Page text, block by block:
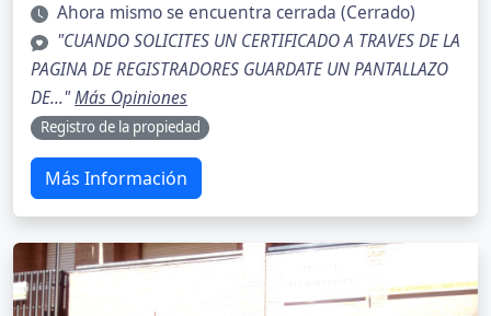
Ahora mismo se encuentra cerrada (Cerrado)
"CUANDO SOLICITES UN CERTIFICADO A TRAVES DE LA
PAGINA DE REGISTRADORES GUARDATE UN PANTALLAZO
DE..."Más Opiniones
Registro de la propiedad
Más Información